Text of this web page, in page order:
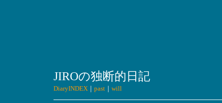
JIROの独断的日記
DiaryINDEX｜ past｜ will